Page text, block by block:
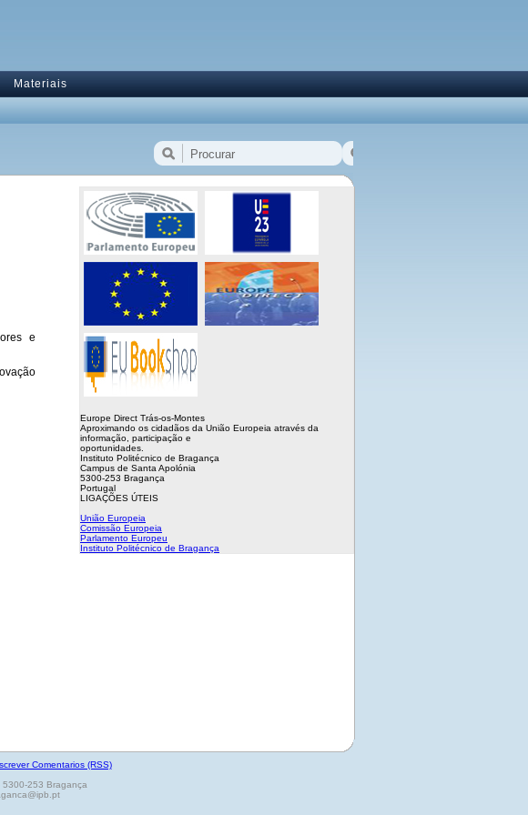
Materiais
e
Europe Direct Trás-os-Montes
Aproximando os cidadãos da União Europeia através da
informação, participação e
oportunidades.
Instituto Politécnico de Bragança
Campus de Santa Apolónia
5300-253 Bragança
Portugal
LIGAÇÕES ÚTEIS
União Europeia
Comissão Europeia
Parlamento Europeu
Instituto Politécnico de Bragança
Comentarios (RSS)
5300-253 Bragança